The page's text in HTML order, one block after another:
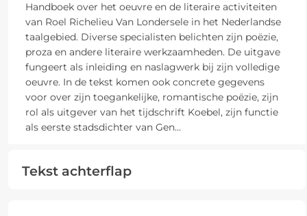
Handboek over het oeuvre en de literaire activiteiten
van Roel Richelieu Van Londersele in het Nederlandse
taalgebied. Diverse specialisten belichten zijn poëzie,
proza en andere literaire werkzaamheden. De uitgave
fungeert als inleiding en naslagwerk bij zijn volledige
oeuvre. In de tekst komen ook concrete gegevens
voor over zijn toegankelijke, romantische poëzie, zijn
rol als uitgever van het tijdschrift Koebel, zijn functie
als eerste stadsdichter van Gen...
Tekst achterflap